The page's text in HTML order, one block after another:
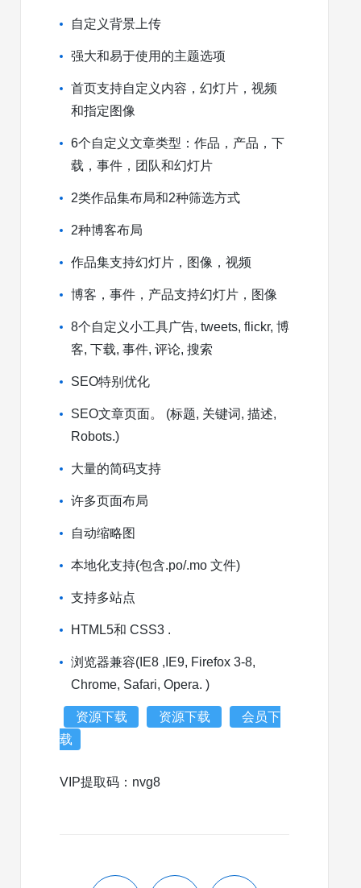
自定义背景上传
强大和易于使用的主题选项
首页支持自定义内容，幻灯片，视频
和指定图像
6个自定义文章类型：作品，产品，下
载，事件，团队和幻灯片
2类作品集布局和2种筛选方式
2种博客布局
作品集支持幻灯片，图像，视频
博客，事件，产品支持幻灯片，图像
8个自定义小工具广告, tweets, flickr, 博
客, 下载, 事件, 评论, 搜索
SEO特别优化
SEO文章页面。 (标题, 关键词, 描述,
Robots.)
大量的简码支持
许多页面布局
自动缩略图
本地化支持(包含.po/.mo 文件)
支持多站点
HTML5和 CSS3 .
浏览器兼容(IE8 ,IE9, Firefox 3-8,
Chrome, Safari, Opera. )
资源下载 资源下载
会员下
载
VIP提取码：nvg8